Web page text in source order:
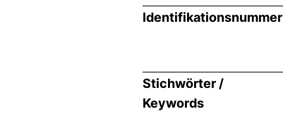
Identifikationsnummer
Stichwörter /
Keywords